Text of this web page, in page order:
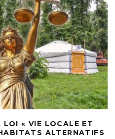
LOI « VIE LOCALE ET
ALTERNATIFS